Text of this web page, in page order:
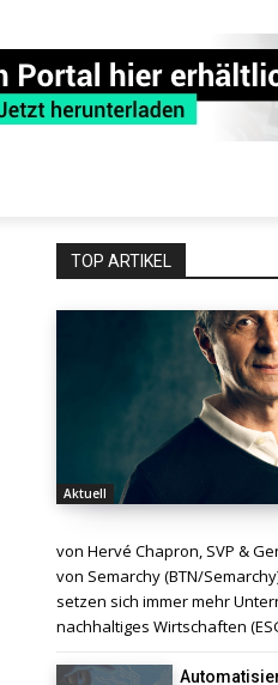
TOP ARTIKEL
Aktuell
von Hervé Chapron, SVP &
von Semarchy (BTN/
setzen sich immer mehr
nachhaltiges Wirtschaften